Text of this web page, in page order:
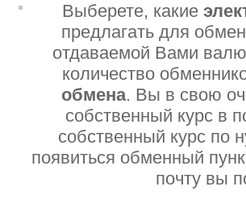
Выберете, какие
предлагать для
отдаваемой Вами
количество
обмена. Вы в свою
собственный курс в
собственный курс по
появиться обменный
почту вы